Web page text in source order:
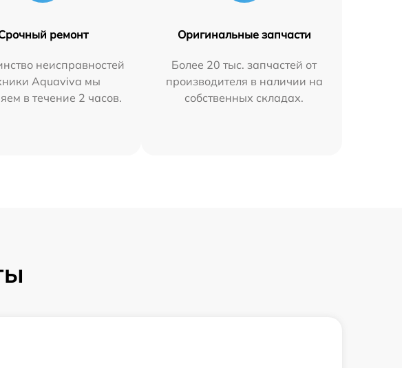
ремонт
неисправностей
Aquaviva мы
в течение 2 часов.
Оригинальные запчасти
Более 20 тыс. запчастей от
производителя в наличии на
собственных складах.